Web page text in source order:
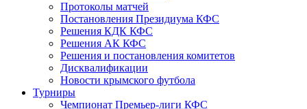
Протоколы матчей
Постановления Президиума КФС
Решения КДК КФС
Решения АК КФС
Решения и постановления комитетов
Дисквалификации
Новости крымского футбола
Турниры
Чемпионат Премьер-лиги КФС